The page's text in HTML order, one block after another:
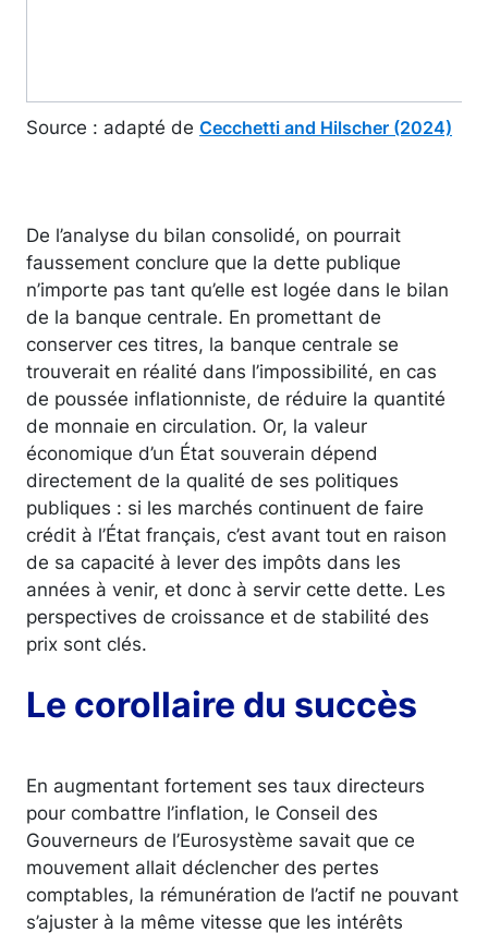
Source : adapté de Cecchetti and Hilscher (2024)
De l’analyse du bilan consolidé, on pourrait
faussement conclure que la dette publique
n’importe pas tant qu’elle est logée dans le bilan
de la banque centrale. En promettant de
conserver ces titres, la banque centrale se
trouverait en réalité dans l’impossibilité, en cas
de poussée inflationniste, de réduire la quantité
de monnaie en circulation. Or, la valeur
économique d’un État souverain dépend
directement de la qualité de ses politiques
publiques : si les marchés continuent de faire
crédit à l’État français, c’est avant tout en raison
de sa capacité à lever des impôts dans les
années à venir, et donc à servir cette dette. Les
perspectives de croissance et de stabilité des
prix sont clés.
Le corollaire du succès
En augmentant fortement ses taux directeurs
pour combattre l’inflation, le Conseil des
Gouverneurs de l’Eurosystème savait que ce
mouvement allait déclencher des pertes
comptables, la rémunération de l’actif ne pouvant
s’ajuster à la même vitesse que les intérêts